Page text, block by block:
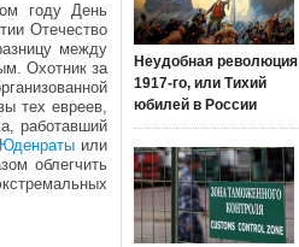
году День
Отечество
между
Охотник за
тех евреев,
работавший
Юденратыили
облегчить
Неудобная революция
1917-го, или Тихий
юбилей в России